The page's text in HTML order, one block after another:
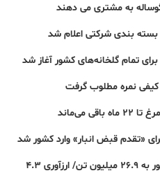
به مشتری می دهند
بندی شرکتی اعلام شد
تمام گلخانه‌های کشور آغاز شد
نمره مطلوب گرفت
می‌ماند
افزایش تولید محصولات باغی کشور به ۲۶.۹ میلیون تن/ ارزآوری ۴.۳